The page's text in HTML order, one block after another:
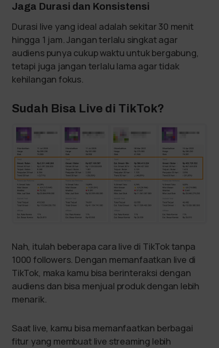
Jaga Durasi dan Konsistensi
Durasi live yang ideal adalah sekitar 30 menit
hingga 1 jam. Jangan terlalu singkat agar
audiens punya cukup waktu untuk bergabung,
tetapi juga jangan terlalu lama agar tidak
kehilangan fokus.
Sudah Bisa Live di TikTok?
Nah, itulah beberapa cara live di TikTok tanpa
1000 followers. Dengan memanfaatkan live di
TikTok, maka kamu bisa berinteraksi dengan
audiens dan bisa menjual produk dengan lebih
menarik.
Saat live, kamu bisa memanfaatkan berbagai
fitur yang membuat live streaming lebih